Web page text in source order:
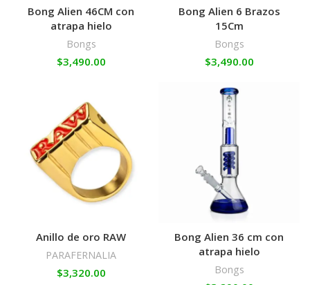
Bong Alien 46CM con
atrapa hielo
Bongs
$3,490.00
Bong Alien 6 Brazos
15Cm
Bongs
$3,490.00
Anillo de oro RAW
PARAFERNALIA
$3,320.00
Bong Alien 36 cm con
atrapa hielo
Bongs